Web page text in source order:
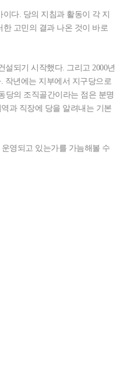
다. 당의 지침과 활동이 각 지
고민의 결과 나온 것이 바로
되기 시작했다. 그리고 2000년
작년에는 지부에서 지구당으로
당의 조직골간이라는 점은 분명
과 직장에 당을 알려내는 기본
영되고 있는가를 가늠해볼 수